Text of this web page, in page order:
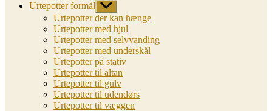
Urtepotter formål Vis
undermenu
Urtepotter der kan hænge
Urtepotter med hjul
Urtepotter med selvvanding
Urtepotter med underskål
Urtepotter på stativ
Urtepotter til altan
Urtepotter til gulv
Urtepotter til udendørs
Urtepotter til væggen